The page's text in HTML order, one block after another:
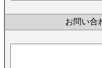
お問い合